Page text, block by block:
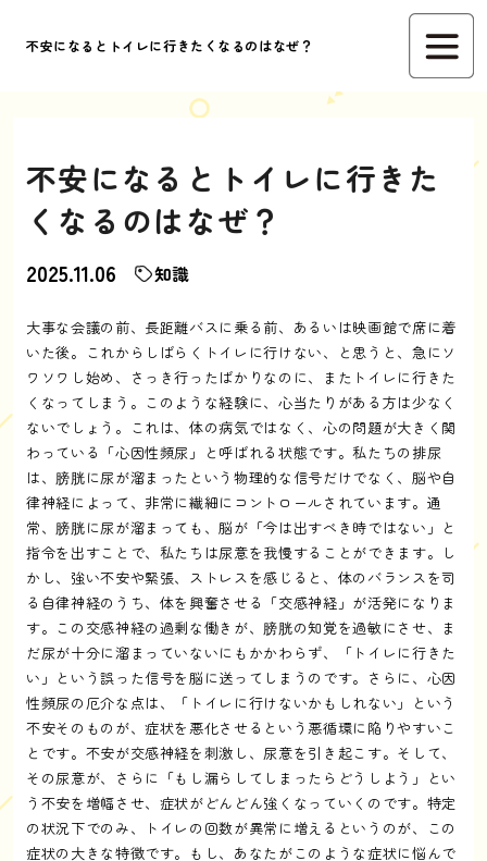
不安になるとトイレに行きたくなるのはなぜ？
不安になるとトイレに行きた
くなるのはなぜ？
2025.11.06 知識
大事な会議の前、長距離バスに乗る前、あるいは映画館で席に着
いた後。これからしばらくトイレに行けない、と思うと、急にソ
ワソワし始め、さっき行ったばかりなのに、またトイレに行きた
くなってしまう。このような経験に、心当たりがある方は少なく
ないでしょう。これは、体の病気ではなく、心の問題が大きく関
わっている「心因性頻尿」と呼ばれる状態です。私たちの排尿
は、膀胱に尿が溜まったという物理的な信号だけでなく、脳や自
律神経によって、非常に繊細にコントロールされています。通
常、膀胱に尿が溜まっても、脳が「今は出すべき時ではない」と
指令を出すことで、私たちは尿意を我慢することができます。し
かし、強い不安や緊張、ストレスを感じると、体のバランスを司
る自律神経のうち、体を興奮させる「交感神経」が活発になりま
す。この交感神経の過剰な働きが、膀胱の知覚を過敏にさせ、ま
だ尿が十分に溜まっていないにもかかわらず、「トイレに行きた
い」という誤った信号を脳に送ってしまうのです。さらに、心因
性頻尿の厄介な点は、「トイレに行けないかもしれない」という
不安そのものが、症状を悪化させるという悪循環に陥りやすいこ
とです。不安が交感神経を刺激し、尿意を引き起こす。そして、
その尿意が、さらに「もし漏らしてしまったらどうしよう」とい
う不安を増幅させ、症状がどんどん強くなっていくのです。特定
の状況下でのみ、トイレの回数が異常に増えるというのが、この
症状の大きな特徴です。もし、あなたがこのような症状に悩んで